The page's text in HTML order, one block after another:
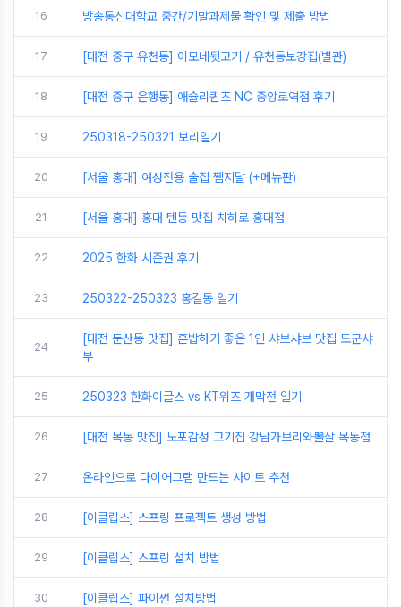
16 방송통신대학교 중간/기말과제물 확인 및 제출 방법
17 [대전 중구 유천동] 이모네뒷고기 / 유천동보강집(별관)
18 [대전 중구 은행동] 애슐리퀸즈 NC 중앙로역점 후기
19 250318-250321 보리일기
20 [서울 홍대] 여성전용 술집 쨈지달 (+메뉴판)
21 [서울 홍대] 홍대 텐동 맛집 치히로 홍대점
22 2025 한화 시즌권 후기
23 250322-250323 홍길동 일기
24
[대전 둔산동 맛집] 혼밥하기 좋은 1인 샤브샤브 맛집 도군샤
부
25 250323 한화이글스 vs KT위즈 개막전 일기
26 [대전 목동 맛집] 노포감성 고기집 강남가브리와뽈살 목동점
27 온라인으로 다이어그램 만드는 사이트 추천
28 [이클립스] 스프링 프로젝트 생성 방법
29 [이클립스] 스프링 설치 방법
30 [이클립스] 파이썬 설치방법